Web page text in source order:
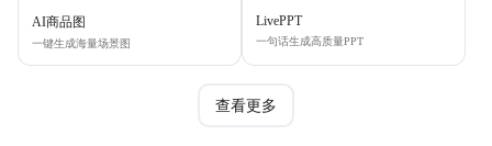
AI商品图
一键生成海量场景图
LivePPT
一句话生成高质量PPT
查看更多